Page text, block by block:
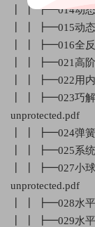
┃ ┃ ┣━014动态
┃ ┃ ┣━015动态
┃ ┃ ┣━016全反
┃ ┃ ┣━021高阶
┃ ┃ ┣━022用内
┃ ┃ ┣━023巧解
unprotected.pdf
┃ ┃ ┣━024弹簧
┃ ┃ ┣━025系统
┃ ┃ ┣━027小球
unprotected.pdf
┃ ┃ ┣━028水平
┃ ┃ ┣━029水平